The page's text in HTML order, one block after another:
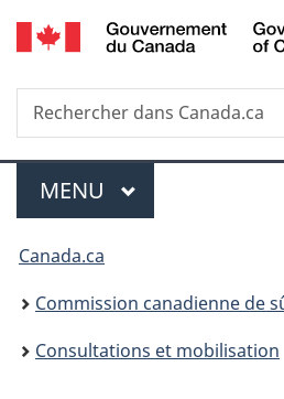
au
Recherche
Rechercher
dans
Menu
MENU PRINCIPAL
Vous
êtes
ici
Canada.ca
Commission canadienne de
Consultations et mobilisation